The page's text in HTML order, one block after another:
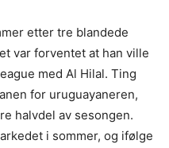
etter tre blandede
var forventet at han ville
med Al Hilal. Ting
for uruguayaneren,
halvdel av sesongen.
i sommer, og ifølge